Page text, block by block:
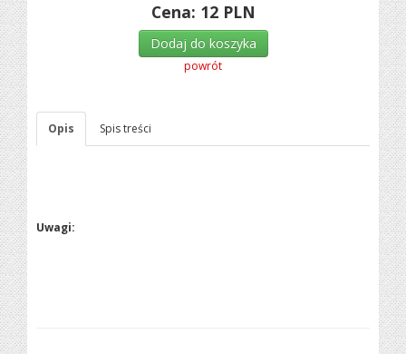
Cena: 12 PLN
Dodaj do koszyka
powrót
Opis Spis treści
Uwagi: